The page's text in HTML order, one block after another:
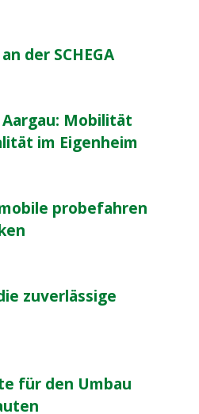
der SCHEGA
Aargau: Mobilität
im Eigenheim
probefahren
zuverlässige
für den Umbau